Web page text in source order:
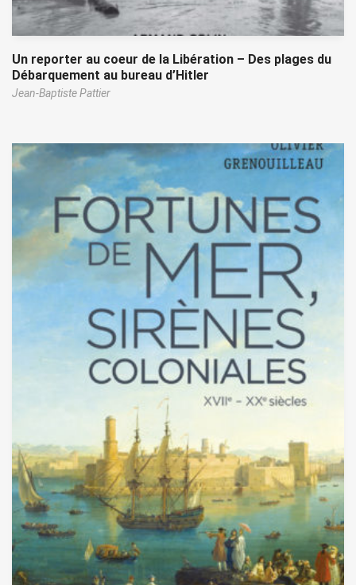
Un reporter au coeur de la Libération – Des plages du
Débarquement au bureau d’Hitler
Jean-Baptiste Pattier